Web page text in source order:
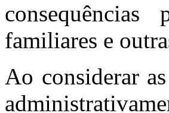
familiares e
Ao considerar